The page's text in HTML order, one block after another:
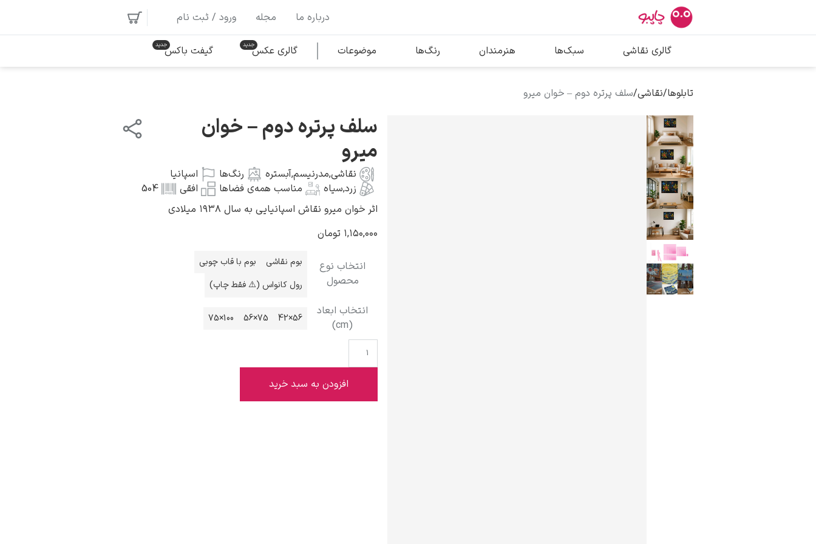
بیشترین جستجوها
پیکاسو
سالوادور دالی
محبوب‌ترین هنرمندان
درباره ما مجله ورود / ثبت نام
گالری نقاشی سبک‌ها هنرمندان رنگ‌ها موضوعات گالری عکس گیفت باکس
تابلوها/نقاشی/سلف پرتره دوم – خوان میرو
سلف پرتره دوم – خوان
میرو
نقاشی,مدرنیسم,آبستره رنگ‌ها
اسپانیا
زرد,سیاه مناسب همه‌ی فضاها افقی
504
اثر خوان میرو نقاش اسپانیایی به سال ۱۹۳۸ میلادی
۱,۱۵۰,۰۰۰ تومان
انتخاب نوع
محصول
بوم نقاشی
بوم با قاب چوبی
رول کانواس (⚠️ فقط چاپ)
انتخاب ابعاد
(cm)
56×42
75×56
100×75
افزودن به سبد خرید